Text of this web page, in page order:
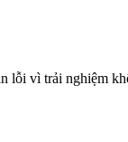
lỗi vì trải nghiệm